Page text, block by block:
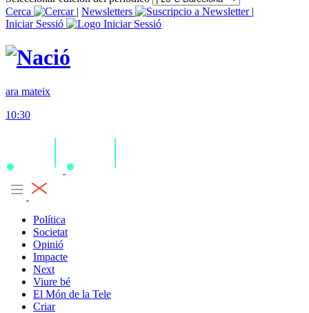
Cerca
| Newsletters
|
Iniciar Sessió
ara mateix
10:30
Política
Societat
Opinió
Impacte
Next
Viure bé
El Món de la Tele
Criar